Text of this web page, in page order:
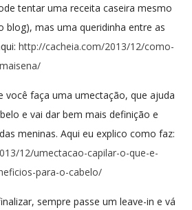
tentar uma receita caseira mesmo
blog), mas uma queridinha entre as
http://cacheia.com/2013/12/como-
você faça uma umectação, que ajuda
e vai dar bem mais definição e
meninas. Aqui eu explico como faz:
12/umectacao-capilar-o-que-e-
para-o-cabelo/
sempre passe um leave-in e vá